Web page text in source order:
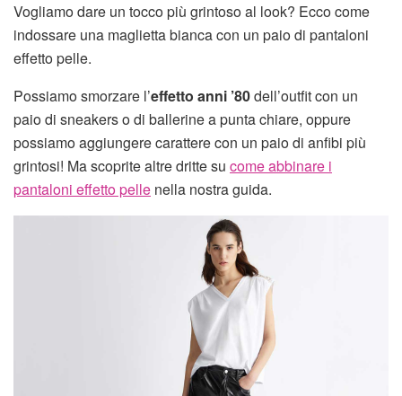
Vogliamo dare un tocco più grintoso al look? Ecco come
indossare una maglietta bianca con un paio di pantaloni
effetto pelle.
Possiamo smorzare l’effetto anni ’80dell’outfit con un
paio di sneakers o di ballerine a punta chiare, oppure
possiamo aggiungere carattere con un paio di anfibi più
grintosi! Ma scoprite altre dritte su come abbinare i
pantaloni effetto pelle nella nostra guida.